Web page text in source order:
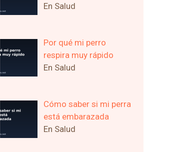
En Salud
Por qué mi perro
respira muy rápido
En Salud
Cómo saber si mi perra
está embarazada
En Salud